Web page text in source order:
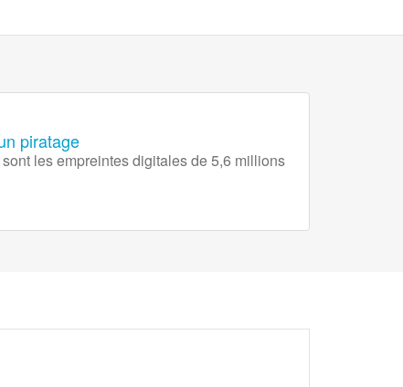
piratage
les empreintes digitales de 5,6 millions